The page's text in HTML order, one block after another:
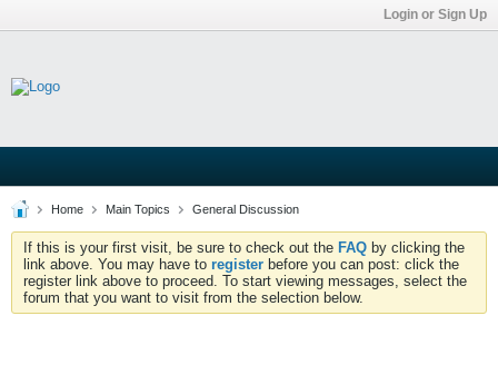
Login or Sign Up
Home Main Topics General Discussion
If this is your first visit, be sure to check out the FAQ by clicking the
link above. You may have to register before you can post: click the
register link above to proceed. To start viewing messages, select the
forum that you want to visit from the selection below.